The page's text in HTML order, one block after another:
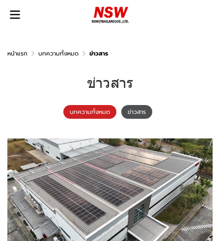
หน้าแรก บทความทั้งหมด ข่าวสาร
ข่าวสาร
บทความทั้งหมด ข่าวสาร